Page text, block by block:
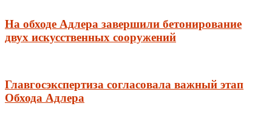
На обходе Адлера завершили бетонирование
двух искусственных сооружений
Главгосэкспертиза согласовала важный этап
Обхода Адлера